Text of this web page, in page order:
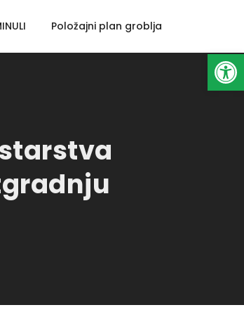
Open toolbar
Položajni plan groblja